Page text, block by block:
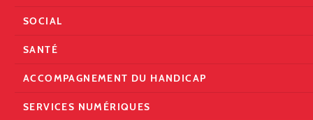
SOCIAL
SANTÉ
ACCOMPAGNEMENT DU HANDICAP
SERVICES NUMÉRIQUES